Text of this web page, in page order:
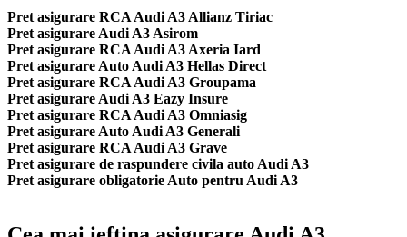
Pret asigurare RCA Audi A3 Allianz Tiriac
Pret asigurare Audi A3 Asirom
Pret asigurare RCA Audi A3 Axeria Iard
Pret asigurare Auto Audi A3 Hellas Direct
Pret asigurare RCA Audi A3 Groupama
Pret asigurare Audi A3 Eazy Insure
Pret asigurare RCA Audi A3 Omniasig
Pret asigurare Auto Audi A3 Generali
Pret asigurare RCA Audi A3 Grave
Pret asigurare de raspundere civila auto Audi A3
Pret asigurare obligatorie Auto pentru Audi A3